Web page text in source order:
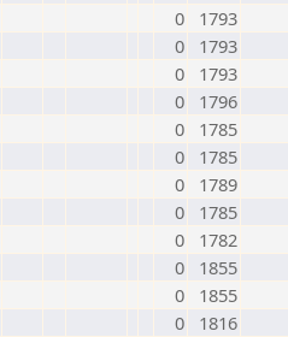
0
1793
0
1793
0
1793
0
1796
0
1785
0
1785
0
1789
0
1785
0
1782
0
1855
0
1855
0
1816